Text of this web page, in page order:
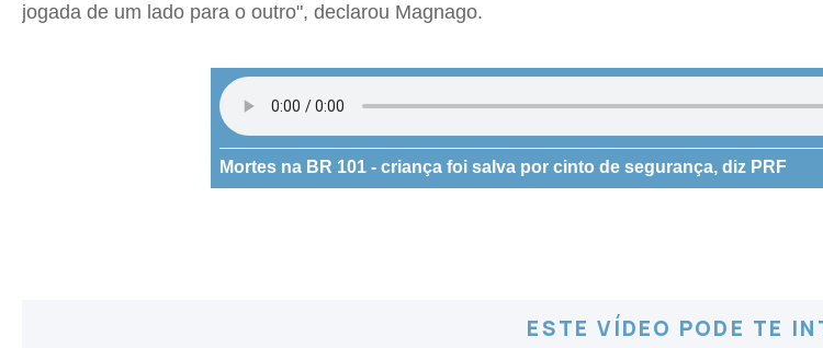
jogada de um lado para o outro", declarou Magnago.
Mortes na BR 101 - criança foi salva por cinto de segurança, diz PRF
ESTE VÍDEO PODE TE